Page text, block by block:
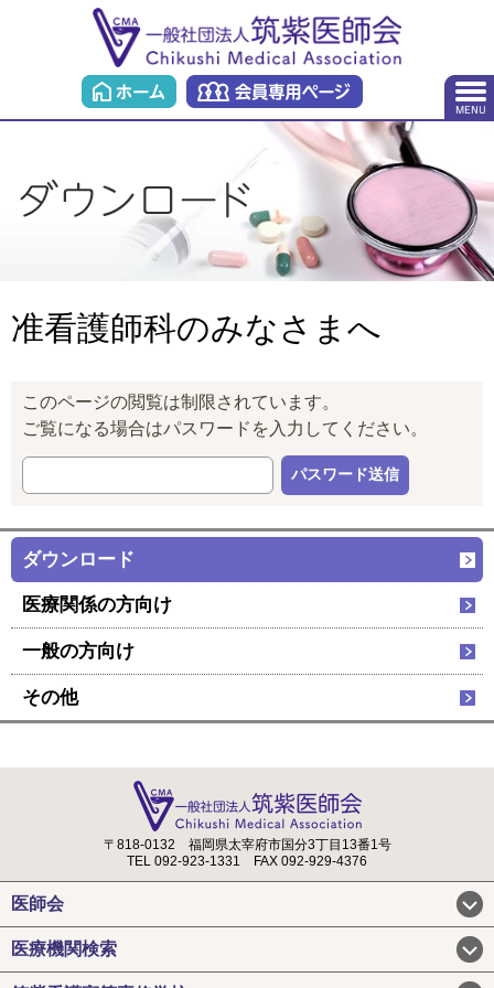
准看護師科のみなさまへ
このページの閲覧は制限されています。
ご覧になる場合はパスワードを入力してください。
ダウンロード
医療関係の方向け
一般の方向け
その他
〒818-0132 福岡県太宰府市国分3丁目13番1号
TEL 092-923-1331
FAX 092-929-4376
医師会
医療機関検索